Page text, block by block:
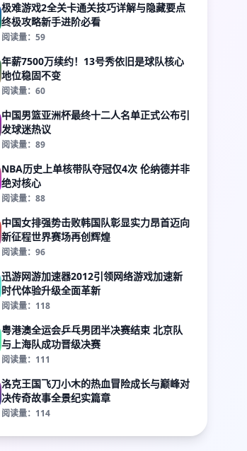
极难游戏2全关卡通关技巧详解与隐藏要点
终极攻略新手进阶必看
阅读量：59
年薪7500万续约！13号秀依旧是球队核心
地位稳固不变
阅读量：60
中国男篮亚洲杯最终十二人名单正式公布引
发球迷热议
阅读量：89
NBA历史上单核带队夺冠仅4次 伦纳德并非
绝对核心
阅读量：88
中国女排强势击败韩国队彰显实力昂首迈向
新征程世界赛场再创辉煌
阅读量：96
迅游网游加速器2012引领网络游戏加速新
时代体验升级全面革新
阅读量：118
粤港澳全运会乒乓男团半决赛结束 北京队
与上海队成功晋级决赛
阅读量：111
洛克王国飞刀小木的热血冒险成长与巅峰对
决传奇故事全景纪实篇章
阅读量：114